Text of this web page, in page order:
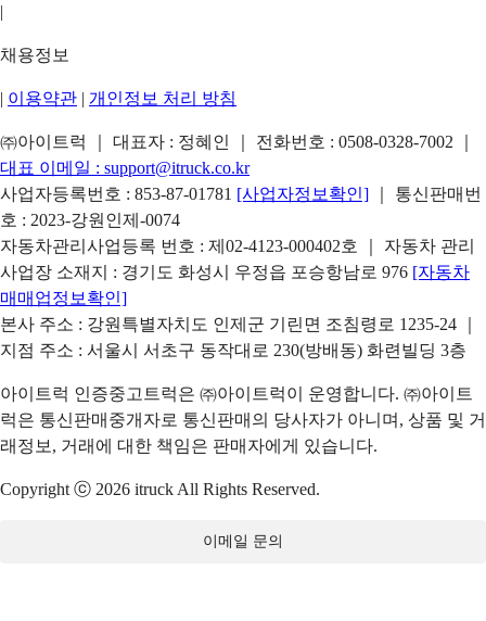
|
채용정보
| 이용약관 | 개인정보 처리 방침
㈜아이트럭 ｜ 대표자 : 정혜인 ｜ 전화번호 : 0508-0328-7002
대표 이메일 : support@itruck.co.kr
사업자등록번호 : 853-87-01781 [사업자정보확인]
｜ 통신판매번
호 : 2023-강원인제-0074
자동차관리사업등록 번호 : 제02-4123-000402호 ｜ 자동차 관리
사업장 소재지 : 경기도 화성시 우정읍 포승항남로 976 [자동차
매매업정보확인]
본사 주소 : 강원특별자치도 인제군 기린면 조침령로 1235-24 ｜
지점 주소 : 서울시 서초구 동작대로 230(방배동) 화련빌딩 3층
아이트럭 인증중고트럭은 ㈜아이트럭이 운영합니다. ㈜아이트
럭은 통신판매중개자로 통신판매의 당사자가 아니며, 상품 및 거
래정보, 거래에 대한 책임은 판매자에게 있습니다.
Copyright ⓒ 2026 itruck All Rights Reserved.
이메일 문의